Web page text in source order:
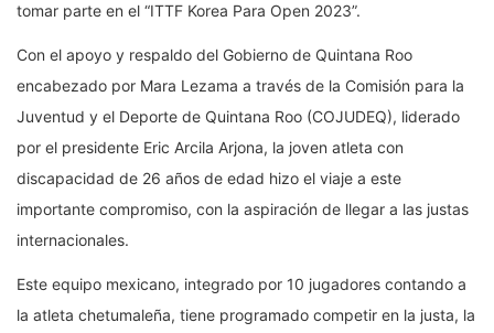
tomar parte en el “ITTF Korea Para Open 2023”.
Con el apoyo y respaldo del Gobierno de Quintana Roo
encabezado por Mara Lezama a través de la Comisión para la
Juventud y el Deporte de Quintana Roo (COJUDEQ), liderado
por el presidente Eric Arcila Arjona, la joven atleta con
discapacidad de 26 años de edad hizo el viaje a este
importante compromiso, con la aspiración de llegar a las justas
internacionales.
Este equipo mexicano, integrado por 10 jugadores contando a
la atleta chetumaleña, tiene programado competir en la justa, la